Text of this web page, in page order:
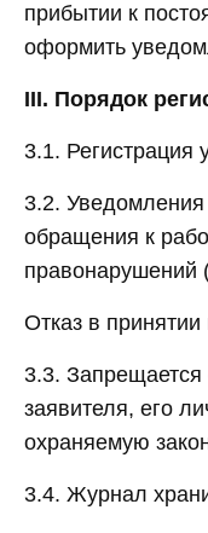
прибытии к
оформить
III. Порядок
3.1.
3.2.
обращения к
Отказ в
3.3.
заявителя, его
охраняемую
3.4. Журнал